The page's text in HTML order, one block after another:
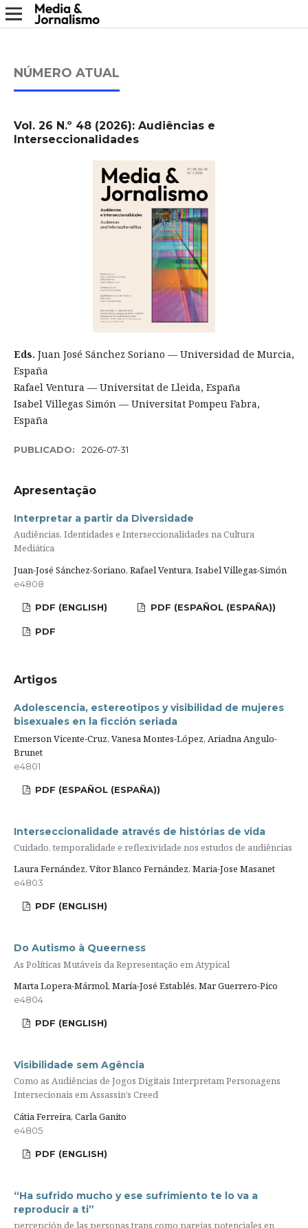
NÚMERO ATUAL
Vol. 26 N.º 48 (2026): Audiências e
Interseccionalidades
Eds. Juan José Sánchez Soriano — Universidad de Murcia,
España
Rafael Ventura — Universitat de Lleida, España
Isabel Villegas Simón — Universitat Pompeu Fabra,
España
PUBLICADO: 2026-07-31
Apresentação
Interpretar a partir da Diversidade
Audiências, Identidades e Interseccionalidades na Cultura
Mediática
Juan-José Sánchez-Soriano, Rafael Ventura, Isabel Villegas-Simón
e4808
PDF (ENGLISH) PDF (ESPAÑOL (ESPAÑA))
PDF
Artigos
Adolescencia, estereotipos y visibilidad de mujeres
bisexuales en la ficción seriada
Emerson Vicente-Cruz, Vanesa Montes-López, Ariadna Angulo-
Brunet
e4801
PDF (ESPAÑOL (ESPAÑA))
Interseccionalidade através de histórias de vida
Cuidado, temporalidade e reflexividade nos estudos de audiências
Laura Fernández, Vítor Blanco Fernández, Maria-Jose Masanet
e4803
PDF (ENGLISH)
Do Autismo à Queerness
As Políticas Mutáveis da Representação em Atypical
Marta Lopera-Mármol, María-José Establés, Mar Guerrero-Pico
e4804
PDF (ENGLISH)
Visibilidade sem Agência
Como as Audiências de Jogos Digitais Interpretam Personagens
Intersecionais em Assassin’s Creed
Cátia Ferreira, Carla Ganito
e4805
PDF (ENGLISH)
“Ha sufrido mucho y ese sufrimiento te lo va a
reproducir a ti”
percepción de las personas trans como parejas potenciales en